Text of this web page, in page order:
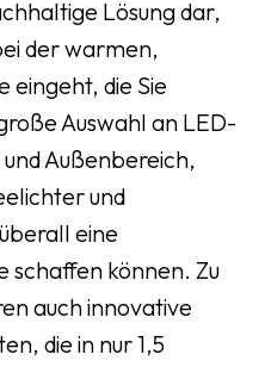
Lösung dar,
der warmen,
eingeht, die Sie
Auswahl an LED-
Außenbereich,
und
eine
schaffen können. Zu
auch innovative
die in nur 1,5